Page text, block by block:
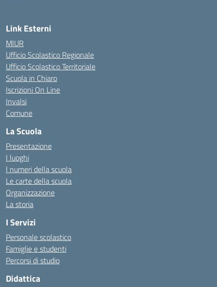
Link Esterni
MIUR
Ufficio Scolastico Regionale
Ufficio Scolastico Territoriale
Scuola in Chiaro
Iscrizioni On Line
Invalsi
Comune
La Scuola
Presentazione
I luoghi
I numeri della scuola
Le carte della scuola
Organizzazione
La storia
I Servizi
Personale scolastico
Famiglie e studenti
Percorsi di studio
Didattica